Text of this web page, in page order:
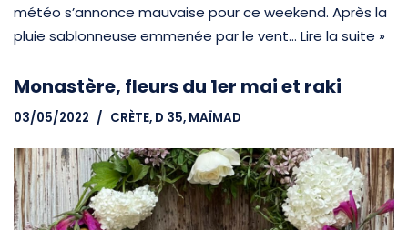
météo s’annonce mauvaise pour ce weekend. Après la
pluie sablonneuse emmenée par le vent… Lire la suite »
Monastère, fleurs du 1er mai et raki
03/05/2022 CRÈTE, D 35, MAÏMAD